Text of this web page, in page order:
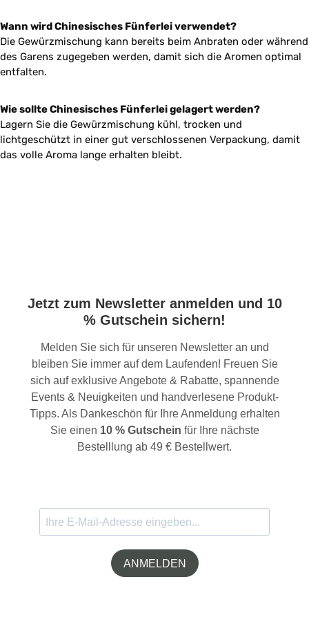
Wann wird Chinesisches Fünferlei verwendet?
Die Gewürzmischung kann bereits beim Anbraten oder während
des Garens zugegeben werden, damit sich die Aromen optimal
entfalten.
Wie sollte Chinesisches Fünferlei gelagert werden?
Lagern Sie die Gewürzmischung kühl, trocken und
lichtgeschützt in einer gut verschlossenen Verpackung, damit
das volle Aroma lange erhalten bleibt.
Jetzt zum Newsletter anmelden und 10
% Gutschein sichern!
Melden Sie sich für unseren Newsletter an und
bleiben Sie immer auf dem Laufenden! Freuen Sie
sich auf exklusive Angebote & Rabatte, spannende
Events & Neuigkeiten und handverlesene Produkt-
Tipps. Als Dankeschön für Ihre Anmeldung erhalten
Sie einen 10 % Gutschein für Ihre nächste
Bestelllung ab 49 € Bestellwert.
ANMELDEN